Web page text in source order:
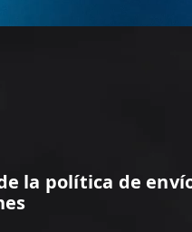
la política de